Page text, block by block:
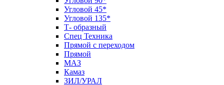
Угловой 45*
Угловой 135*
Т- образный
Спец Техника
Прямой с переходом
Прямой
МАЗ
Камаз
ЗИЛ/УРАЛ